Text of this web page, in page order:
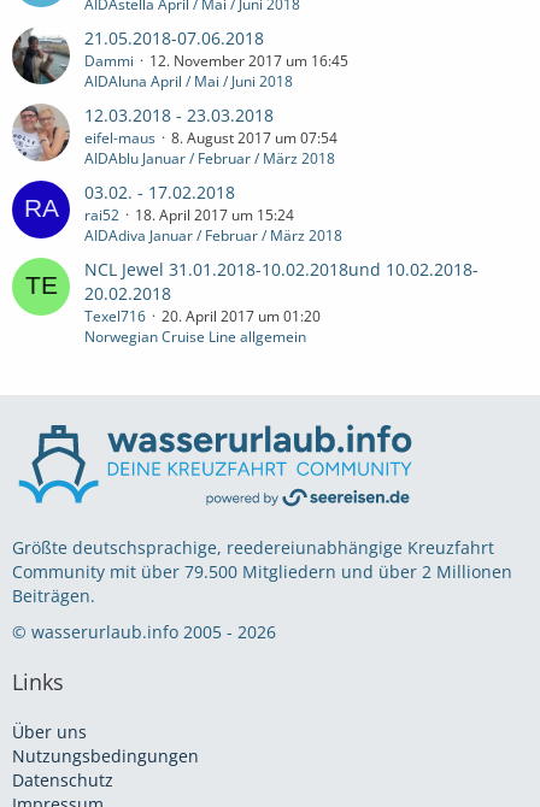
AIDAstella April / Mai / Juni 2018
21.05.2018-07.06.2018
Dammi
12. November 2017 um 16:45
AIDAluna April / Mai / Juni 2018
12.03.2018 - 23.03.2018
eifel-maus
8. August 2017 um 07:54
AIDAblu Januar / Februar / März 2018
03.02. - 17.02.2018
rai52
18. April 2017 um 15:24
AIDAdiva Januar / Februar / März 2018
NCL Jewel 31.01.2018-10.02.2018und 10.02.2018-
20.02.2018
Texel716
20. April 2017 um 01:20
Norwegian Cruise Line allgemein
Größte deutschsprachige, reedereiunabhängige Kreuzfahrt
Community mit über 79.500 Mitgliedern und über 2 Millionen
Beiträgen.
© wasserurlaub.info 2005 - 2026
Links
Über uns
Nutzungsbedingungen
Datenschutz